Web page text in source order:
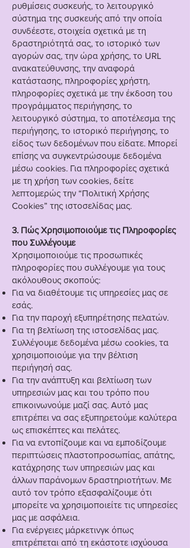
ρυθμίσεις συσκευής, το λειτουργικό
σύστημα της συσκευής από την οποία
συνδέεστε, στοιχεία σχετικά με τη
δραστηριότητά σας, το ιστορικό των
αγορών σας, την ώρα χρήσης, το URL
ανακατεύθυνσης, την αναφορά
κατάστασης, πληροφορίες χρήστη,
πληροφορίες σχετικά με την έκδοση του
προγράμματος περιήγησης, το
λειτουργικό σύστημα, το αποτέλεσμα της
περιήγησης, το ιστορικό περιήγησης, το
είδος των δεδομένων που είδατε. Μπορεί
επίσης να συγκεντρώσουμε δεδομένα
μέσω cookies. Για πληροφορίες σχετικά
με τη χρήση των cookies, δείτε
λεπτομερώς την “Πολιτική Χρήσης
Cookies” της ιστοσελίδας μας.
3. Πώς Χρησιμοποιούμε τις Πληροφορίες
που Συλλέγουμε
Χρησιμοποιούμε τις προσωπικές
πληροφορίες που συλλέγουμε για τους
ακόλουθους σκοπούς:
Για να διαθέτουμε τις υπηρεσίες μας σε
εσάς.
Για την παροχή εξυπηρέτησης πελατών.
Για τη βελτίωση της ιστοσελίδας μας.
Συλλέγουμε δεδομένα μέσω cookies, τα
χρησιμοποιούμε για την βέλτιση
περιήγησή σας.
Για την ανάπτυξη και βελτίωση των
υπηρεσιών μας και του τρόπο που
επικοινωνούμε μαζί σας. Αυτό μας
επιτρέπει να σας εξυπηρετούμε καλύτερα
ως επισκέπτες και πελάτες.
Για να εντοπίζουμε και να εμποδίζουμε
περιπτώσεις πλαστοπροσωπίας, απάτης,
κατάχρησης των υπηρεσιών μας και
άλλων παράνομων δραστηριοτήτων. Με
αυτό τον τρόπο εξασφαλίζουμε ότι
μπορείτε να χρησιμοποιείτε τις υπηρεσίες
μας με ασφάλεια.
Για ενέργειες μάρκετινγκ όπως
επιτρέπεται από τη εκάστοτε ισχύουσα